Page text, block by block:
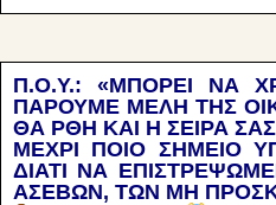
Π.Ο.Υ.: «ΜΠΟΡΕΙ ΝΑ
ΠΑΡΟΥΜΕ ΜΕΛΗ ΤΗΣ
ΘΑ ΡΘΗ ΚΑΙ Η ΣΕΙΡΑ
ΜΕΧΡΙ ΠΟΙΟ ΣΗΜΕΙΟ
ΔΙΑΤΙ ΝΑ
ΑΣΕΒΩΝ, ΤΩΝ ΜΗ